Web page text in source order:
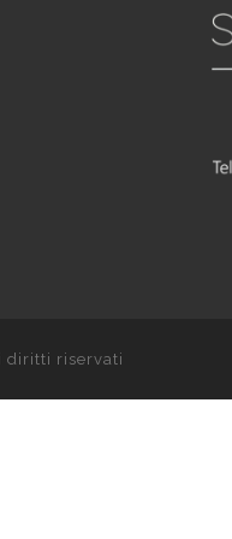
diritti riservati